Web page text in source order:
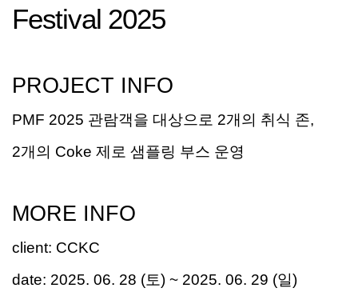
Festival 2025
PROJECT INFO
PMF 2025 관람객을 대상으로 2개의 취식 존,
2개의 Coke 제로 샘플링 부스 운영
MORE INFO
client: CCKC
date: 2025. 06. 28 (토) ~ 2025. 06. 29 (일)